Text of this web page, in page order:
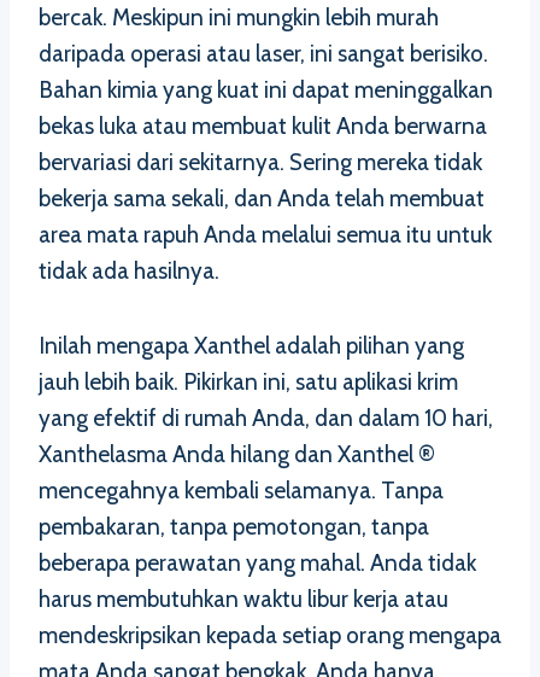
bercak. Meskipun ini mungkin lebih murah
daripada operasi atau laser, ini sangat berisiko.
Bahan kimia yang kuat ini dapat meninggalkan
bekas luka atau membuat kulit Anda berwarna
bervariasi dari sekitarnya. Sering mereka tidak
bekerja sama sekali, dan Anda telah membuat
area mata rapuh Anda melalui semua itu untuk
tidak ada hasilnya.
Inilah mengapa Xanthel adalah pilihan yang
jauh lebih baik. Pikirkan ini, satu aplikasi krim
yang efektif di rumah Anda, dan dalam 10 hari,
Xanthelasma Anda hilang dan Xanthel ®
mencegahnya kembali selamanya. Tanpa
pembakaran, tanpa pemotongan, tanpa
beberapa perawatan yang mahal. Anda tidak
harus membutuhkan waktu libur kerja atau
mendeskripsikan kepada setiap orang mengapa